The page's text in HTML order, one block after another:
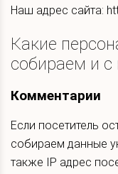
Наш адрес сайта:
Какие
собираем и
Комментарии
Если посетитель
собираем данные
также IP адрес